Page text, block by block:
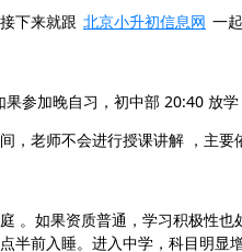
下来就跟 北京小升初信息网 一
参加晚自习，初中部 20:40 放学
，老师不会进行授课讲解 ，主要
如果资质普通，学习积极性也
半前入睡。进入中学，科目明